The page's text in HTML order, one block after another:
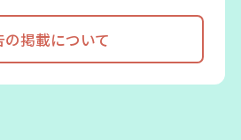
の掲載について